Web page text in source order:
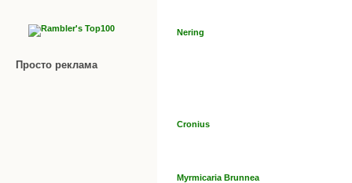
Просто реклама
Nering
Cronius
Myrmicaria Brunnea